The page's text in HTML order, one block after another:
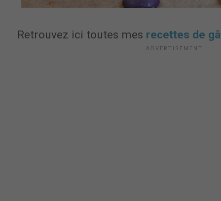
Retrouvez ici toutes mes recettes de